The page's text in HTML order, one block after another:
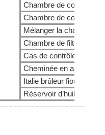
Chambre de
Chambre de
Mélanger la chambre
Chambre de filtre à
Cas de contrôle
Cheminée en acier
Italie brûleur fioul / gaz:
Réservoir d’huile (si